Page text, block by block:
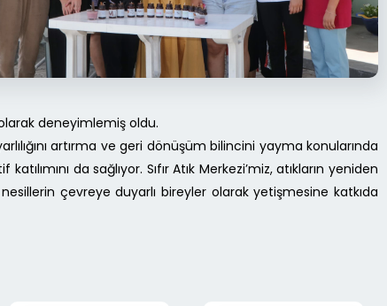
deneyimlemiş oldu.
artırma ve geri dönüşüm bilincini yayma konularında
da sağlıyor. Sıfır Atık Merkezi’miz, atıkların yeniden
çevreye duyarlı bireyler olarak yetişmesine katkıda